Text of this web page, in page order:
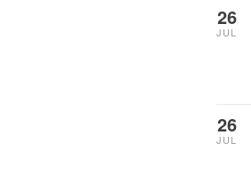
26
JUL
26
JUL